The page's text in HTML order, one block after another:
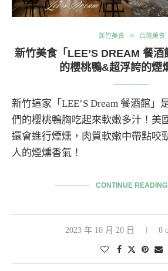
新竹美食 台灣美食
新竹美食「LEE’S DREAM 餐
的櫻桃鴨&超浮誇的煙
新竹這家「LEE’S Dream 餐酒館」
們的櫻桃鴨胸吃起來軟嫩多汁！美
還會進行煙燻，肉質軟嫩中帶點咬
人的煙燻香氣！
CONTINUE READING
2023 年 10 月 20 日 0